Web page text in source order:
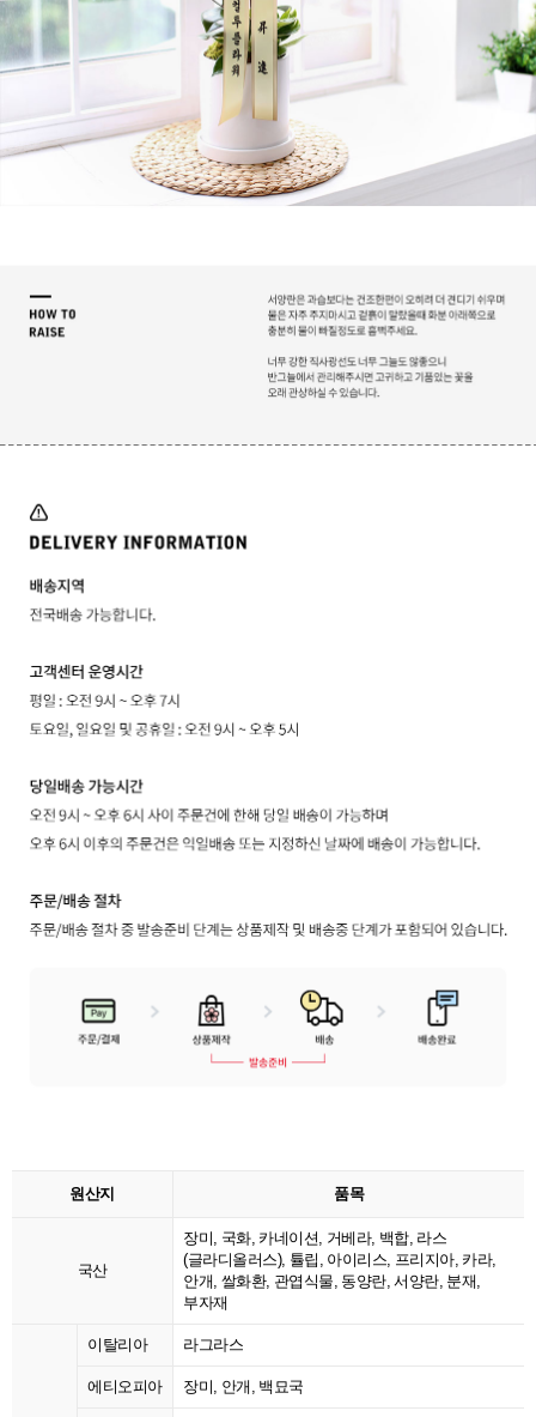
원산지 품목
국산
장미, 국화, 카네이션, 거베라, 백합, 라스
(글라디올러스), 튤립, 아이리스, 프리지아, 카라,
안개, 쌀화환, 관엽식물, 동양란, 서양란, 분재,
부자재
이탈리아 라그라스
에티오피아 장미, 안개, 백묘국